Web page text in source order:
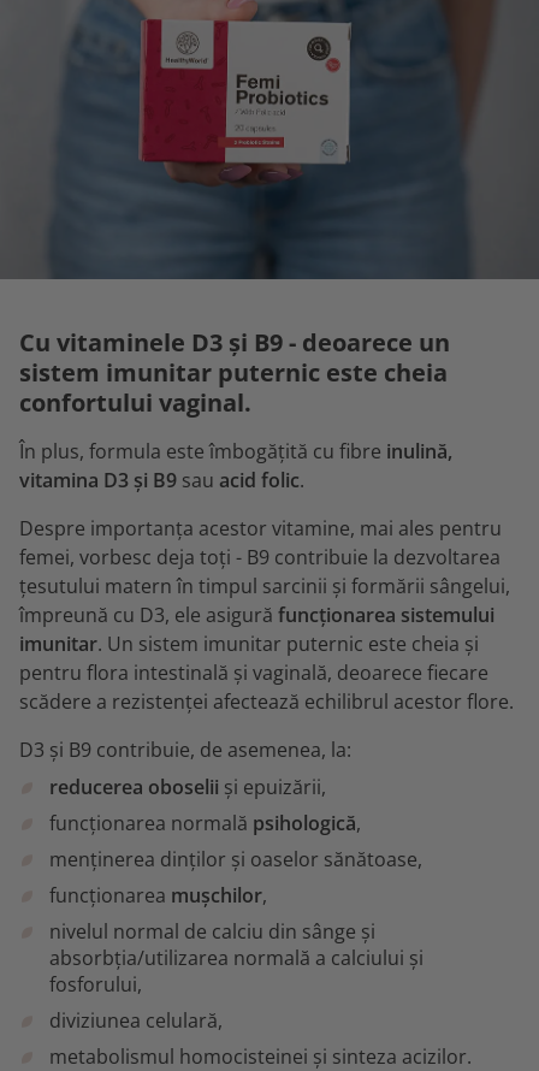
Cu vitaminele D3 și B9 - deoarece un
sistem imunitar puternic este cheia
confortului vaginal.
În plus, formula este îmbogățită cu fibre inulină,
vitamina D3 și B9 sau acid folic.
Despre importanța acestor vitamine, mai ales pentru
femei, vorbesc deja toți - B9 contribuie la dezvoltarea
țesutului matern în timpul sarcinii și formării sângelui,
împreună cu D3, ele asigură funcționarea sistemului
imunitar. Un sistem imunitar puternic este cheia și
pentru flora intestinală și vaginală, deoarece fiecare
scădere a rezistenței afectează echilibrul acestor flore.
D3 și B9 contribuie, de asemenea, la:
reducerea oboselii și epuizării,
funcționarea normală psihologică,
menținerea dinților și oaselor sănătoase,
funcționarea mușchilor,
nivelul normal de calciu din sânge și
absorbția/utilizarea normală a calciului și
fosforului,
diviziunea celulară,
metabolismul homocisteinei și sinteza acizilor.